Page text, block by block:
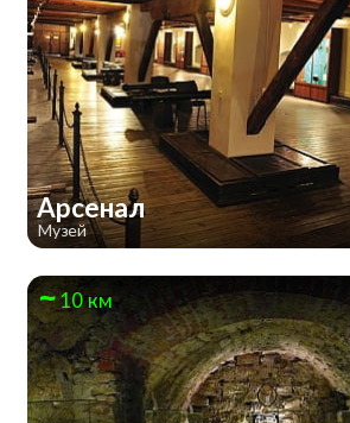
Арсенал
Музей
10 км